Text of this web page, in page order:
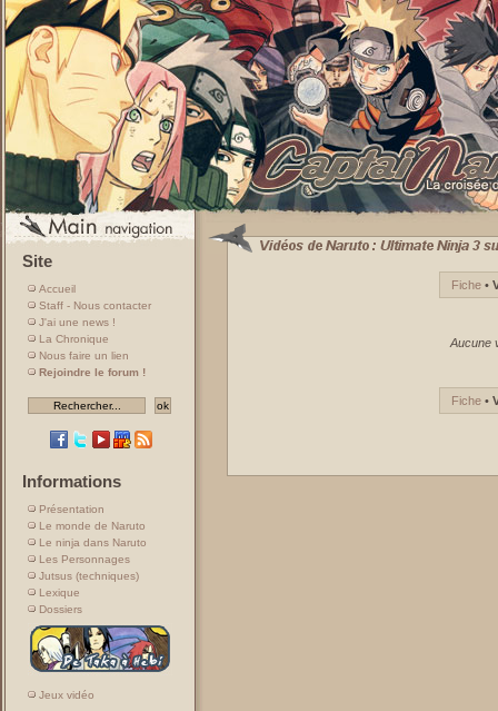
Site
Accueil
Staff - Nous contacter
J'ai une news !
La Chronique
Nous faire un lien
Rejoindre le forum !
Informations
Présentation
Le monde de Naruto
Le ninja dans Naruto
Les Personnages
Jutsus (techniques)
Lexique
Dossiers
Jeux vidéo
Fiche•
Aucune
Fiche•